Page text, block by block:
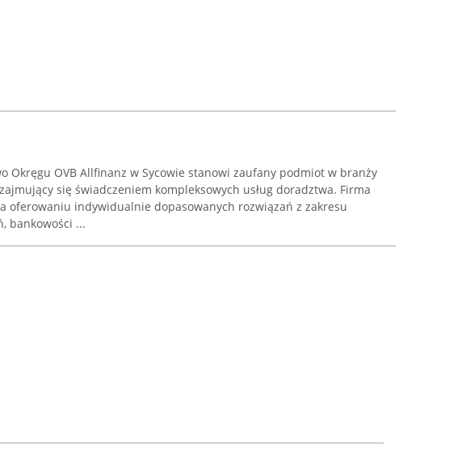
Okręgu OVB Allfinanz w Sycowie stanowi zaufany podmiot w branży
się świadczeniem kompleksowych usług doradztwa. Firma
oferowaniu indywidualnie dopasowanych rozwiązań z zakresu
bankowości ...